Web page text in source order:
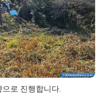
로 진행합니다.